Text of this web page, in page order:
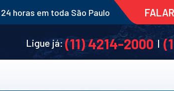
horas em toda São Paulo
Ligue já: (11) 4214-2000 |